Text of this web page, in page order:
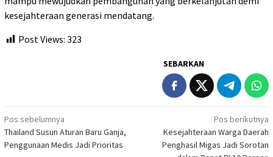
kesejahteraan generasi mendatang.
Post Views: 323
SEBARKAN
Navigasi
pos
Pos sebelumnya
Thailand Susun Aturan Baru Ganja,
Penggunaan Medis Jadi Prioritas
Pos berikutnya
Kesejahteraan Warga Daerah
Penghasil Migas Jadi Sorotan